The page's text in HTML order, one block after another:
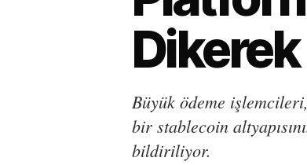
Dikerek
Büyük ödeme
bir stablecoin
bildiriliyor.